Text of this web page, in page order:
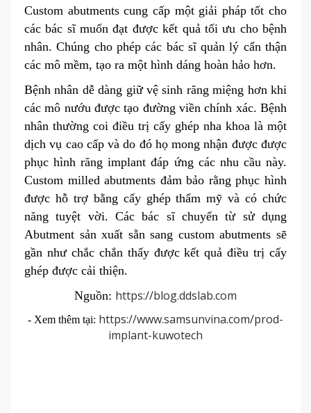
Custom abutments cung cấp một giải pháp tốt cho
các bác sĩ muốn đạt được kết quả tối ưu cho bệnh
nhân. Chúng cho phép các bác sĩ quản lý cẩn thận
các mô mềm, tạo ra một hình dáng hoàn hảo hơn.
Bệnh nhân dễ dàng giữ vệ sinh răng miệng hơn khi
các mô nướu được tạo đường viền chính xác. Bệnh
nhân thường coi điều trị cấy ghép nha khoa là một
dịch vụ cao cấp và do đó họ mong nhận được được
phục hình răng implant đáp ứng các nhu cầu này.
Custom milled abutments đảm bảo rằng phục hình
được hỗ trợ bằng cấy ghép thẩm mỹ và có chức
năng tuyệt vời. Các bác sĩ chuyển từ sử dụng
Abutment sản xuất sẵn sang custom abutments sẽ
gần như chắc chắn thấy được kết quả điều trị cấy
ghép được cải thiện.
Nguồn: https://blog.ddslab.com
​- Xem thêm tại: https://www.samsunvina.com/prod-
implant-kuwotech